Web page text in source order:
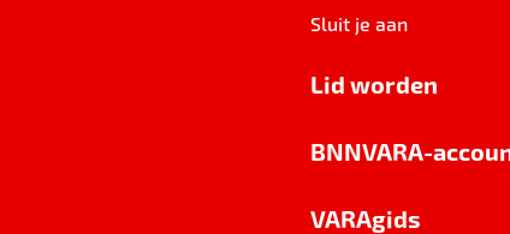
Sluit je aan
Lid worden
BNNVARA-
VARAgids